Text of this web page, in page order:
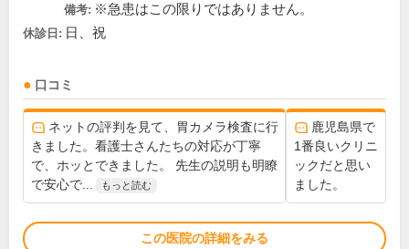
備考: ※急患はこの限りではありません。
休診日: 日、祝
口コミ
ネットの評判を見て、胃カメラ検査に行
きました。看護士さんたちの対応が丁寧
で、ホッとできました。 先生の説明も明瞭
で安心で...
もっと読む
鹿児島県で
1番良いクリニ
ックだと思い
ました。
この医院の詳細をみる